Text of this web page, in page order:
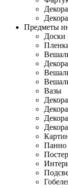
Предметы
Доски
Вазы
Панно